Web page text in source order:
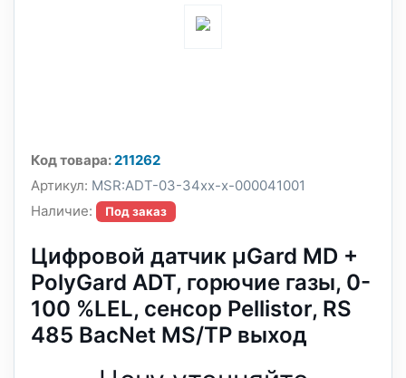
Код товара:211262
Артикул: MSR:ADT-03-34xx-x-000041001
Наличие:
Под заказ
Цифровой датчик µGard MD +
PolyGard ADT, горючие газы, 0-
100 %LEL, сенсор Pellistor, RS
485 BacNet MS/TP выход